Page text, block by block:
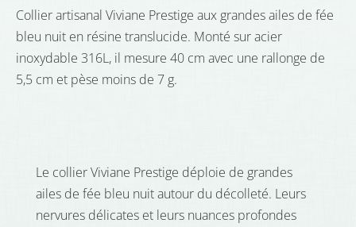
Collier artisanal Viviane Prestige aux grandes ailes de fée
bleu nuit en résine translucide. Monté sur acier
inoxydable 316L, il mesure 40 cm avec une rallonge de
5,5 cm et pèse moins de 7 g.
Le collier Viviane Prestige déploie de grandes
ailes de fée bleu nuit autour du décolleté. Leurs
nervures délicates et leurs nuances profondes